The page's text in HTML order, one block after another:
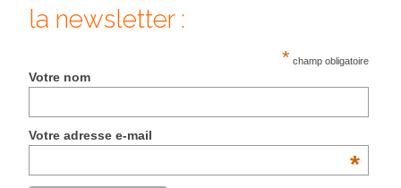
Mont Fuji
Malaisie
la newsletter :
* champ obligatoire
Votre nom
Votre adresse e-mail
*